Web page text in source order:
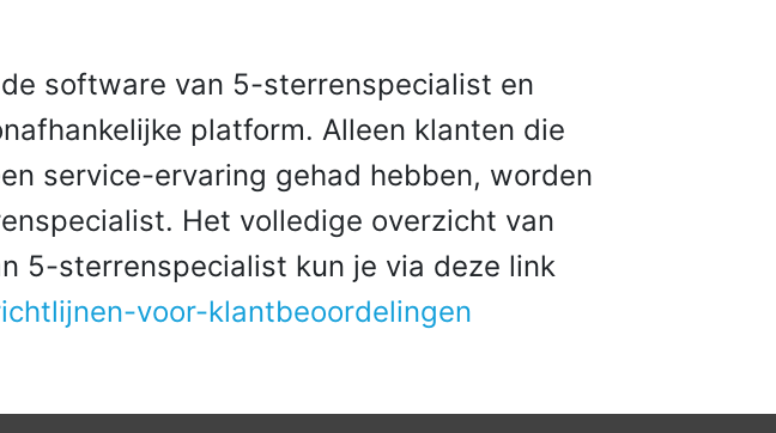
software van 5-sterrenspecialist en
platform. Alleen klanten die
service-ervaring gehad hebben, worden
Het volledige overzicht van
5-sterrenspecialist kun je via deze link
voor-klantbeoordelingen